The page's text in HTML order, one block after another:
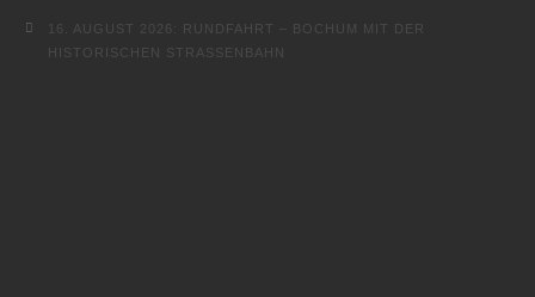
16. AUGUST 2026: RUNDFAHRT – BOCHUM MIT DER
HISTORISCHEN STRASSENBAHN